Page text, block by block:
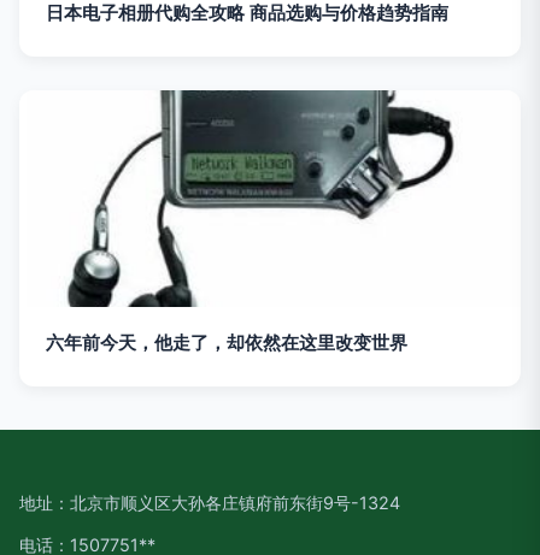
日本电子相册代购全攻略 商品选购与价格趋势指南
六年前今天，他走了，却依然在这里改变世界
地址：北京市顺义区大孙各庄镇府前东街9号-1324
电话：1507751**